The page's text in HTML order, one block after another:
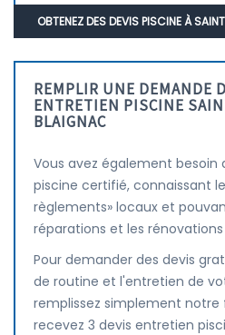
OBTENEZ DES DEVIS PISCINE À
REMPLIR UNE DEMANDE
ENTRETIEN PISCINE
BLAIGNAC
Vous avez également besoin
piscine certifié, connaissant
règlements» locaux et
réparations et les rénovations
Pour demander des devis
de routine et l'entretien de
remplissez simplement
recevez 3 devis entretien